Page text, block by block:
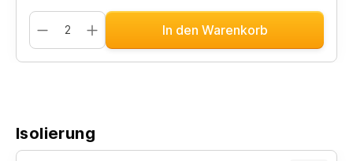
In den Warenkorb
Isolierung